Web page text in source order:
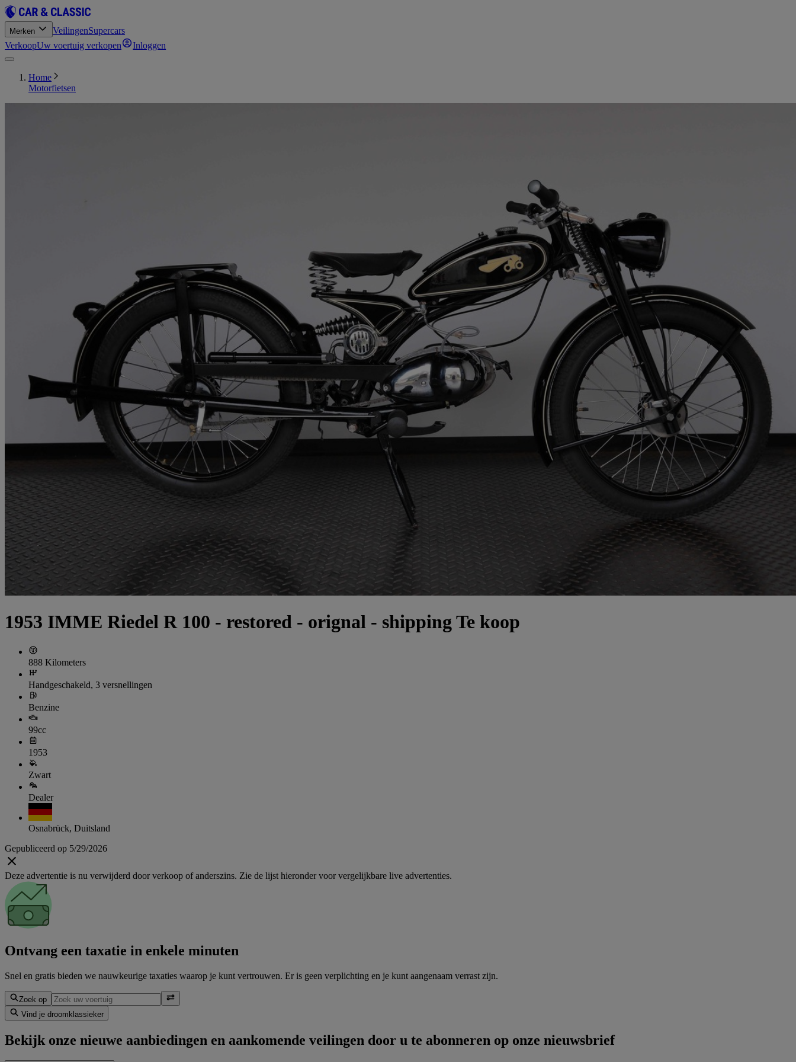
Merken VeilingenSupercars
VerkoopUw voertuig verkopen Inloggen
Home
Motorfietsen
1953 IMME Riedel R 100 - restored - orignal - shipping Te koop
888 Kilometers
Handgeschakeld, 3 versnellingen
Benzine
99cc
1953
Zwart
Dealer
Osnabrück, Duitsland
Gepubliceerd op 5/29/2026
Deze advertentie is nu verwijderd door verkoop of anderszins. Zie de lijst hieronder voor vergelijkbare live advertenties.
Ontvang een taxatie in enkele minuten
Snel en gratis bieden we nauwkeurige taxaties waarop je kunt vertrouwen. Er is geen verplichting en je kunt aangenaam verrast zijn.
Zoek op
Vind je droomklassieker
Bekijk onze nieuwe aanbiedingen en aankomende veilingen door u te abonneren op onze nieuwsbrief